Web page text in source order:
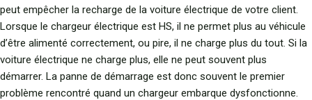
peut empêcher la recharge de la voiture électrique de votre client.
Lorsque le chargeur électrique est HS, il ne permet plus au véhicule
d’être alimenté correctement, ou pire, il ne charge plus du tout. Si la
voiture électrique ne charge plus, elle ne peut souvent plus
démarrer. La panne de démarrage est donc souvent le premier
problème rencontré quand un chargeur embarque dysfonctionne.